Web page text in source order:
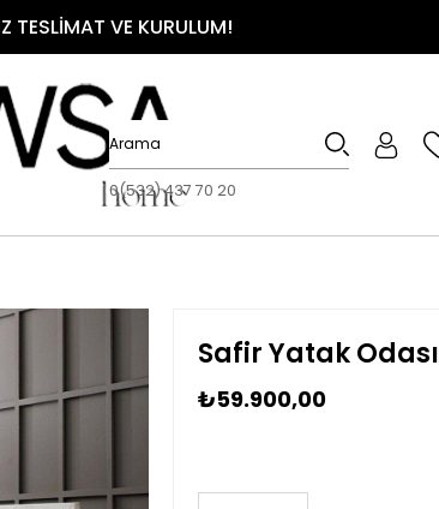
TESLİMAT VE KURULUM!
0(532) 437 70 20
Safir Yatak Odası
₺59.900,00